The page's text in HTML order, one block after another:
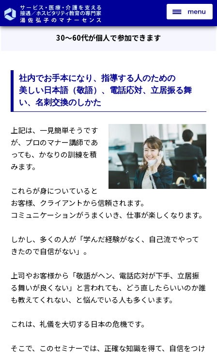
30～60代が個人で参加できます
社内でお手本になり、指導する人のための
美しい日本語（敬語）、電話応対、立居振る舞
い、名刺交換のしかた
上記は、一見簡単そうです
が、プロのマナー講師であ
っても、かなりの訓練を積
みます。
これらが身についていると
お客様、クライアントから信頼されます。
コミュニケーションがうまくいき、仕事が楽しくなります。
しかし、多くの人が「学んだ経験がなく、自己流でやって
きたので自信がない」。
上司やお客様から「敬語がヘン、電話応対が下手、立居振
る舞いが良くない」と言われても、どう直したらいいのか誰
も教えてくれない、と悩んでいる人も多くいます。
これは、礼儀を大切する日本の危機です。
そこで、このセミナーでは、正確な知識を得て、自信をつけ